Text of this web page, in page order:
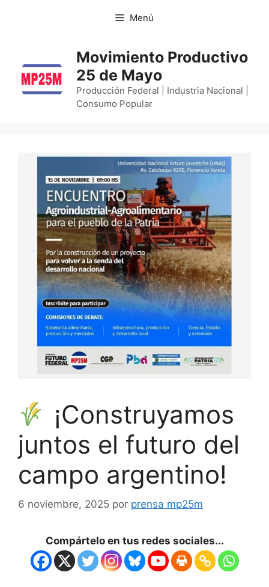
Menú
Movimiento Productivo
25 de Mayo
Producción Federal | Industria Nacional |
Consumo Popular
¡Construyamos
juntos el futuro del
campo argentino!
6 noviembre, 2025 por prensa mp25m
Compártelo en tus redes sociales...